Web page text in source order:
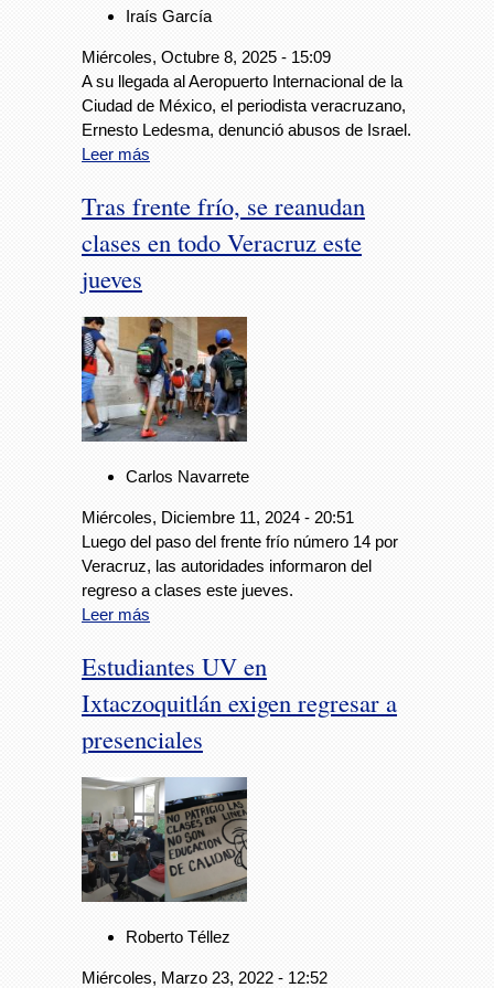
Iraís García
Miércoles, Octubre 8, 2025 - 15:09
A su llegada al Aeropuerto Internacional de la
Ciudad de México, el periodista veracruzano,
Ernesto Ledesma, denunció abusos de Israel.
Leer más
Tras frente frío, se reanudan
clases en todo Veracruz este
jueves
Carlos Navarrete
Miércoles, Diciembre 11, 2024 - 20:51
Luego del paso del frente frío número 14 por
Veracruz, las autoridades informaron del
regreso a clases este jueves.
Leer más
Estudiantes UV en
Ixtaczoquitlán exigen regresar a
presenciales
Roberto Téllez
Miércoles, Marzo 23, 2022 - 12:52